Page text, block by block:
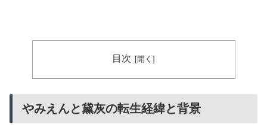
目次
やみえんと黛灰の転生経緯と背景